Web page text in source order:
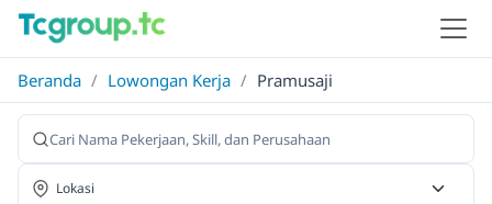
Beranda / Lowongan Kerja / Pramusaji